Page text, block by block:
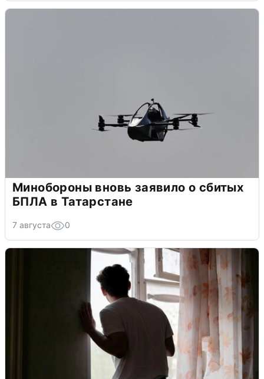
Минобороны вновь заявило о сбитых
БПЛА в Татарстане
7 августа 0